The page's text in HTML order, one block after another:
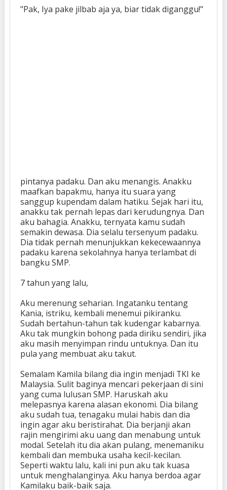
"Pak, Iya pake jilbab aja ya, biar tidak diganggu!"
pintanya padaku. Dan aku menangis. Anakku
maafkan bapakmu, hanya itu suara yang
sanggup kupendam dalam hatiku. Sejak hari itu,
anakku tak pernah lepas dari kerudungnya. Dan
aku bahagia. Anakku, ternyata kamu sudah
semakin dewasa. Dia selalu tersenyum padaku.
Dia tidak pernah menunjukkan kekecewaannya
padaku karena sekolahnya hanya terlambat di
bangku SMP.
7 tahun yang lalu,
Aku merenung seharian. Ingatanku tentang
Kania, istriku, kembali menemui pikiranku.
Sudah bertahun-tahun tak kudengar kabarnya.
Aku tak mungkin bohong pada diriku sendiri, jika
aku masih menyimpan rindu untuknya. Dan itu
pula yang membuat aku takut.
Semalam Kamila bilang dia ingin menjadi TKI ke
Malaysia. Sulit baginya mencari pekerjaan di sini
yang cuma lulusan SMP. Haruskah aku
melepasnya karena alasan ekonomi. Dia bilang
aku sudah tua, tenagaku mulai habis dan dia
ingin agar aku beristirahat. Dia berjanji akan
rajin mengirimi aku uang dan menabung untuk
modal. Setelah itu dia akan pulang, menemaniku
kembali dan membuka usaha kecil-kecilan.
Seperti waktu lalu, kali ini pun aku tak kuasa
untuk menghalanginya. Aku hanya berdoa agar
Kamilaku baik-baik saja.